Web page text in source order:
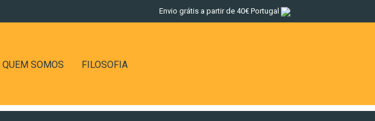
Envio grátis a partir de 40€ Portugal
QUEM SOMOS FILOSOFIA